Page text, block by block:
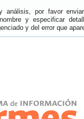
análisis, por favor
y especificar
y del error que